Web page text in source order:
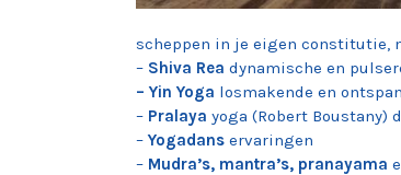
scheppen in je eigen constitutie,
– Shiva Rea dynamische en
– Yin Yoga losmakende en
– Pralaya yoga (Robert Boustany)
–Yogadans ervaringen
– Mudra’s, mantra’s, pranayama